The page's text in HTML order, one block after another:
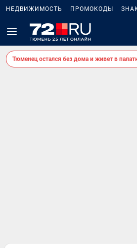
НЕДВИЖИМОСТЬ ПРОМОКОДЫ
Тюменец остался без дома и живет в